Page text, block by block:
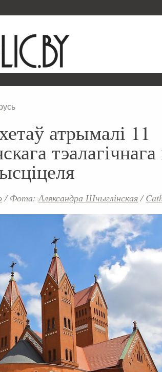
атрымалі 11
/Фота:Аляксандра Шчыглінская/